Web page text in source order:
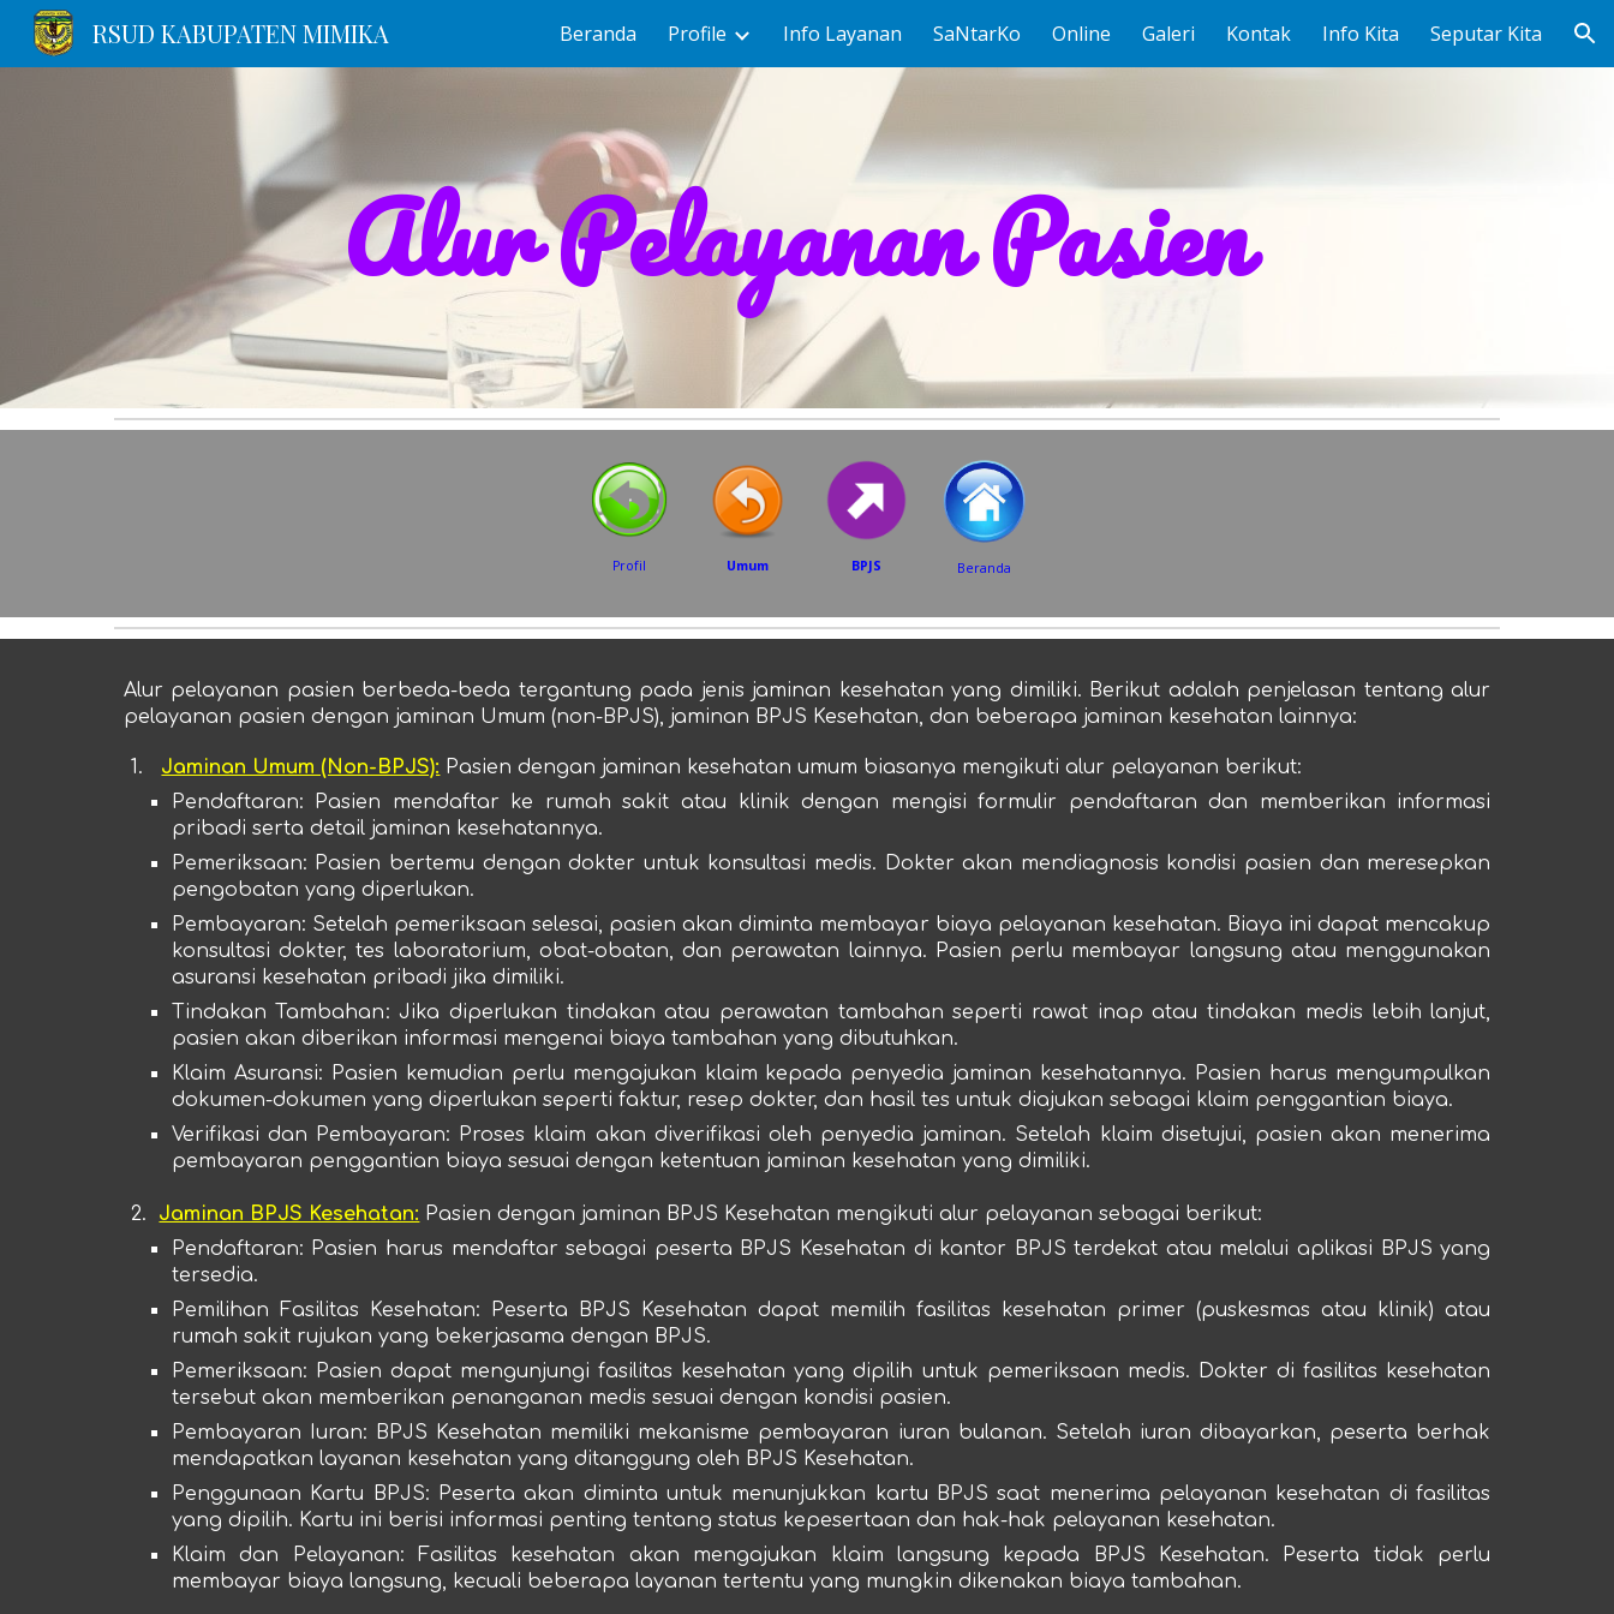
Skip to main content Skip to navigation
RSUD KABUPATEN MIMIKA Beranda Profile Info Layanan SaNtarKo Online Galeri Kontak Info Kita Seputar Kita
Alur Pelayanan Pasien
Profil Umum BPJS Beranda
Alur pelayanan pasien berbeda-beda tergantung pada jenis jaminan kesehatan yang dimiliki. Berikut adalah penjelasan tentang alur
pelayanan pasien dengan jaminan Umum (non-BPJS), jaminan BPJS Kesehatan, dan beberapa jaminan kesehatan lainnya:
1. Jaminan Umum (Non-BPJS): Pasien dengan jaminan kesehatan umum biasanya mengikuti alur pelayanan berikut:
Pendaftaran: Pasien mendaftar ke rumah sakit atau klinik dengan mengisi formulir pendaftaran dan memberikan informasi
pribadi serta detail jaminan kesehatannya.
Pemeriksaan: Pasien bertemu dengan dokter untuk konsultasi medis. Dokter akan mendiagnosis kondisi pasien dan meresepkan
pengobatan yang diperlukan.
Pembayaran: Setelah pemeriksaan selesai, pasien akan diminta membayar biaya pelayanan kesehatan. Biaya ini dapat mencakup
konsultasi dokter, tes laboratorium, obat-obatan, dan perawatan lainnya. Pasien perlu membayar langsung atau menggunakan
asuransi kesehatan pribadi jika dimiliki.
Tindakan Tambahan: Jika diperlukan tindakan atau perawatan tambahan seperti rawat inap atau tindakan medis lebih lanjut,
pasien akan diberikan informasi mengenai biaya tambahan yang dibutuhkan.
Klaim Asuransi: Pasien kemudian perlu mengajukan klaim kepada penyedia jaminan kesehatannya. Pasien harus mengumpulkan
dokumen-dokumen yang diperlukan seperti faktur, resep dokter, dan hasil tes untuk diajukan sebagai klaim penggantian biaya.
Verifikasi dan Pembayaran: Proses klaim akan diverifikasi oleh penyedia jaminan. Setelah klaim disetujui, pasien akan menerima
pembayaran penggantian biaya sesuai dengan ketentuan jaminan kesehatan yang dimiliki.
2. Jaminan BPJS Kesehatan: Pasien dengan jaminan BPJS Kesehatan mengikuti alur pelayanan sebagai berikut:
Pendaftaran: Pasien harus mendaftar sebagai peserta BPJS Kesehatan di kantor BPJS terdekat atau melalui aplikasi BPJS yang
tersedia.
Pemilihan Fasilitas Kesehatan: Peserta BPJS Kesehatan dapat memilih fasilitas kesehatan primer (puskesmas atau klinik) atau
rumah sakit rujukan yang bekerjasama dengan BPJS.
Pemeriksaan: Pasien dapat mengunjungi fasilitas kesehatan yang dipilih untuk pemeriksaan medis. Dokter di fasilitas kesehatan
tersebut akan memberikan penanganan medis sesuai dengan kondisi pasien.
Pembayaran Iuran: BPJS Kesehatan memiliki mekanisme pembayaran iuran bulanan. Setelah iuran dibayarkan, peserta berhak
mendapatkan layanan kesehatan yang ditanggung oleh BPJS Kesehatan.
Penggunaan Kartu BPJS: Peserta akan diminta untuk menunjukkan kartu BPJS saat menerima pelayanan kesehatan di fasilitas
yang dipilih. Kartu ini berisi informasi penting tentang status kepesertaan dan hak-hak pelayanan kesehatan.
Klaim dan Pelayanan: Fasilitas kesehatan akan mengajukan klaim langsung kepada BPJS Kesehatan. Peserta tidak perlu
membayar biaya langsung, kecuali beberapa layanan tertentu yang mungkin dikenakan biaya tambahan.